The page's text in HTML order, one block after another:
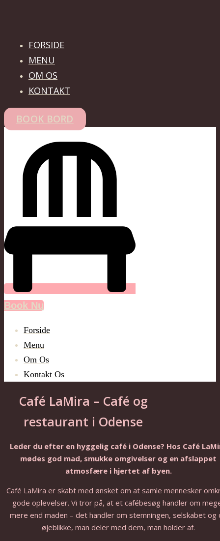
FORSIDE
MENU
OM OS
KONTAKT
BOOK BORD
Book Nu
Forside
Menu
Om Os
Kontakt Os
Café LaMira – Café og
restaurant i Odense
Leder du efter en hyggelig café i Odense? Hos Café
mødes god mad, smukke omgivelser og en afslappet
atmosfære i hjertet af byen.
Café LaMira er skabt med ønsket om at samle mennesker
gode oplevelser. Vi tror på, at et cafébesøg handler om
mere end maden – det handler om stemningen, selskabet og
øjeblikke, man deler med dem, man holder af.